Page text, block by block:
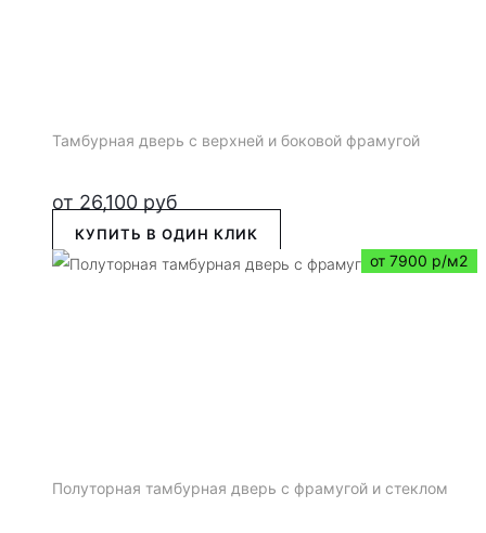
Тамбурная дверь с верхней и боковой фрамугой
от 26,100 руб
КУПИТЬ В ОДИН КЛИК
от 7900 р/м2
Полуторная тамбурная дверь с фрамугой и стеклом